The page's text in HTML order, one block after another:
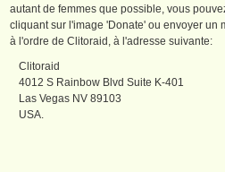
autant de femmes que possible, vous
cliquant sur l'image 'Donate' ou envoyer un
à l'ordre de Clitoraid, à l'adresse suivante:
Clitoraid
4012 S Rainbow Blvd Suite K-401
Las Vegas NV 89103
USA.